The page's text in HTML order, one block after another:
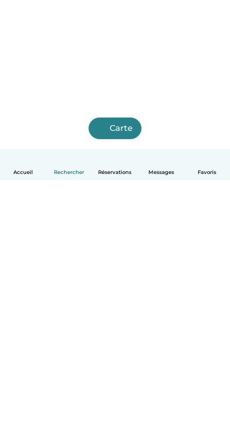
Accueil Rechercher Réservations Messages Favoris
Carte